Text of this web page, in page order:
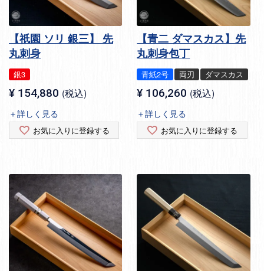
【祇園 ソリ 銀三】 先
丸刺身
銀3
¥ 154,880 税込
＋詳しく見る
お気に入りに登録する
【青二 ダマスカス】先
丸刺身包丁
青紙2号 両刃 ダマスカス
¥ 106,260 税込
＋詳しく見る
お気に入りに登録する